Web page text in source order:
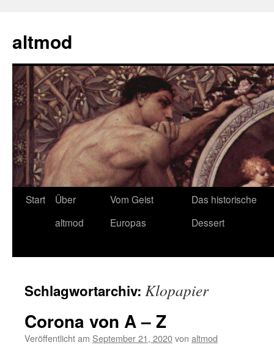
springen
altmod
Start
Über
altmod
Vom Geist
Europas
Das historische
Dessert
Schlagwortarchiv: Klopapier
Corona von A – Z
Veröffentlicht am September 21, 2020von altmod